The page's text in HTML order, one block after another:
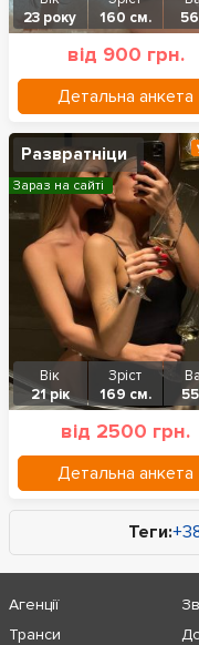
23 року
160 см.
від 900 грн.
Детальна анкета
Развратніци
Вік
21 рік
Зріст
169 см.
від 2500 грн.
Детальна анкета
Зараз на сайті
Теги:
Агенції
Транси